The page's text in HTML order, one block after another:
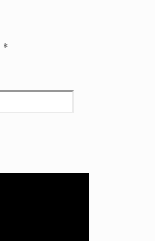
*